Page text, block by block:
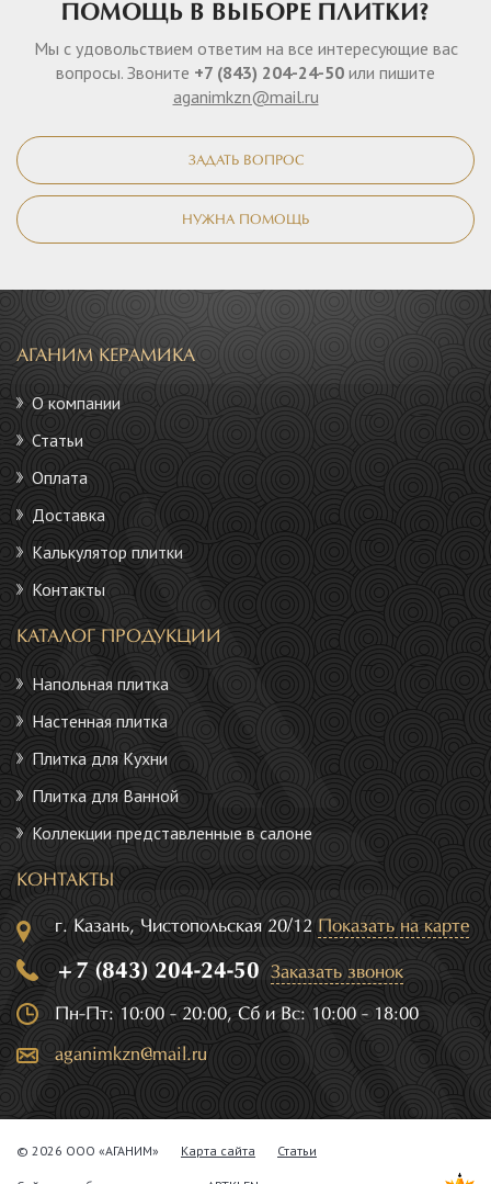
ПОМОЩЬ В ВЫБОРЕ ПЛИТКИ?
Мы с удовольствием ответим на все интересующие вас
вопросы. Звоните +7 (843) 204-24-50 или пишите
aganimkzn@mail.ru
ЗАДАТЬ ВОПРОС
НУЖНА ПОМОЩЬ
АГАНИМ КЕРАМИКА
О компании
Статьи
Оплата
Доставка
Калькулятор плитки
Контакты
КАТАЛОГ ПРОДУКЦИИ
Напольная плитка
Настенная плитка
Плитка для Кухни
Плитка для Ванной
Коллекции представленные в салоне
КОНТАКТЫ
г. Казань, Чистопольская 20/12 Показать на карте
+7 (843) 204-24-50 Заказать звонок
Пн-Пт: 10:00 - 20:00, Сб и Вс: 10:00 - 18:00
aganimkzn@mail.ru
© 2026 ООО «АГАНИМ» Карта сайта Статьи